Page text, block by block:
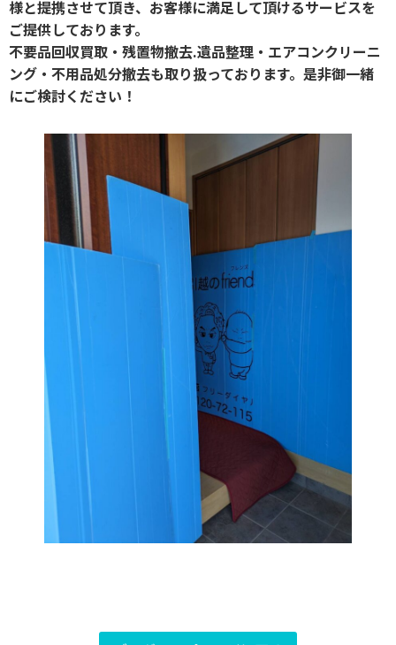
様と提携させて頂き、お客様に満足して頂けるサービスを
ご提供しております。
不要品回収買取・残置物撤去.遺品整理・エアコンクリーニ
ング・不用品処分撤去も取り扱っております。是非御一緒
にご検討ください！